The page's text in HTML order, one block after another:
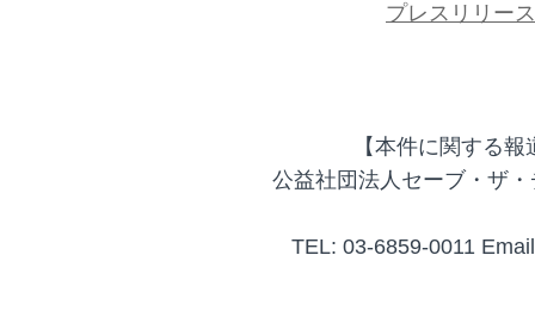
プレスリリー
【本件に関する
公益社団法人セーブ・ザ
TEL: 03-6859-0011